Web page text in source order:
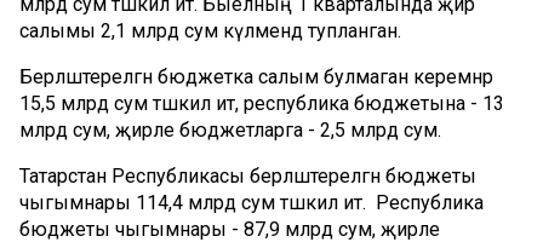
салымы 2,1 млрд сум күләмендә тупланган.
Берләштерелгән бюджетка салым булмаган керемнәр
15,5 млрд сум тәшкил итә, республика бюджетына - 13
млрд сум, җирле бюджетларга - 2,5 млрд сум.
Татарстан Республикасы берләштерелгән бюджеты
чыгымнары 114,4 млрд сум тәшкил итә. Республика
бюджеты чыгымнары - 87,9 млрд сум, җирле